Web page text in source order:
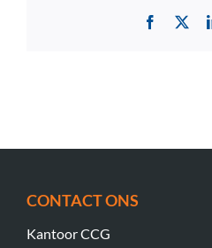
Facebook
CONTACT ONS
Kantoor CCG